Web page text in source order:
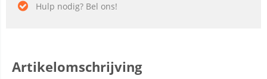
Hulp nodig? Bel ons!
Artikelomschrijving